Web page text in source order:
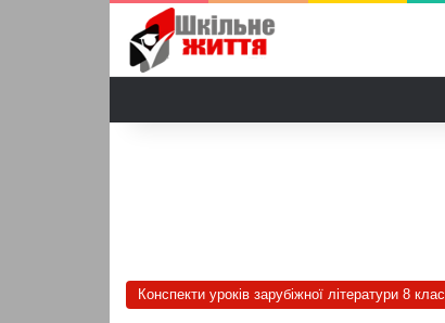
Конспекти уроків зарубіжної літератури 8 клас